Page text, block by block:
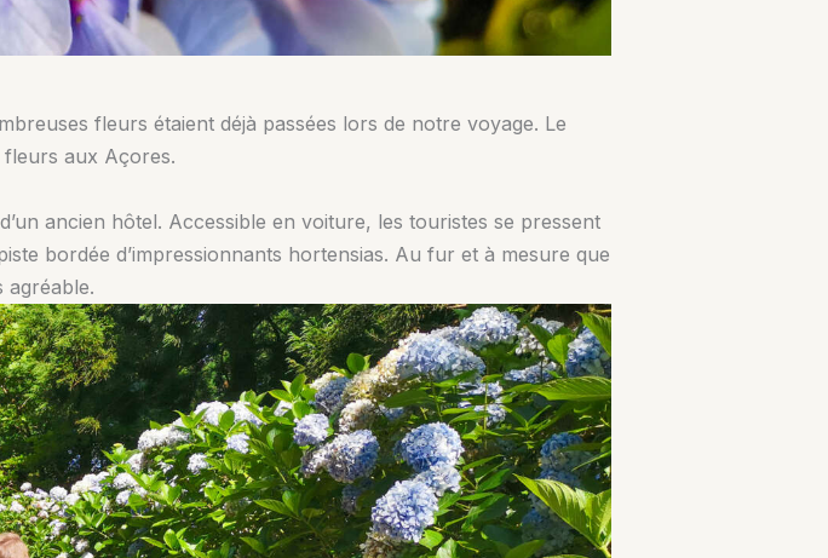
fleurs étaient déjà passées lors de notre voyage. Le
aux Açores.
ancien hôtel. Accessible en voiture, les touristes se pressent
bordée d’impressionnants hortensias. Au fur et à mesure que
agréable.